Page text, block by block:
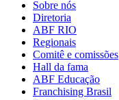
Sobre nós
Diretoria
ABF RIO
Regionais
Comitê e comissões
Hall da fama
ABF Educação
Franchising Brasil